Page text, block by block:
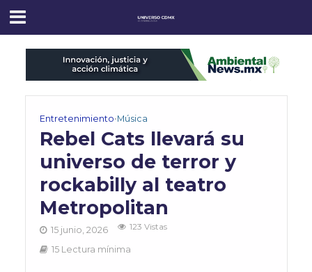
Entretenimiento•Música
Rebel Cats llevará su
universo de terror y
rockabilly al teatro
Metropolitan
15 junio, 2026 123 Vistas
15 Lectura mínima